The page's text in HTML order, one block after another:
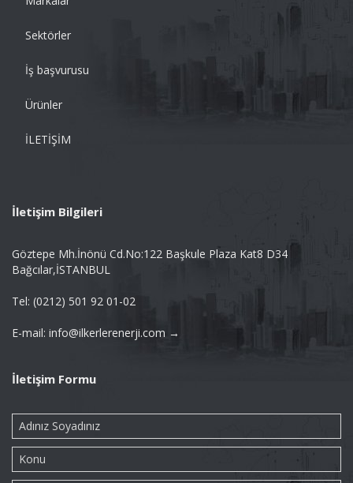
Sektörler
İş başvurusu
Ürünler
İLETİŞİM
İletişim Bilgileri
Göztepe Mh.İnönü Cd.No:122 Başkule Plaza Kat8 D34
Bağcılar,İSTANBUL
Tel: (0212) 501 92 01-02
E-mail: info@ilkerlerenerji.com →
İletişim Formu